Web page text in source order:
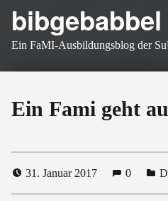
bibgebabbel
Ein FaMI-Ausbildungsblog der
Ein Fami geht
31. Januar 2017 0